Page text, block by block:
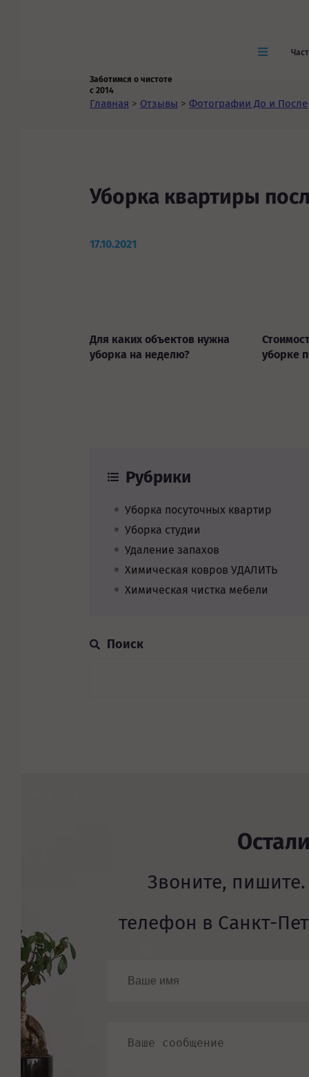
Заботимся о чистоте
с 2014
Главная > Отзывы > Фотографии До и После
Уборка квартиры
17.10.2021
Для каких объектов нужна
уборка на неделю?
уборке
Рубрики
Уборка посуточных квартир
Уборка студии
Удаление запахов
Химическая ковров УДАЛИТЬ
Химическая чистка мебели
Звоните,
телефон в Санкт-